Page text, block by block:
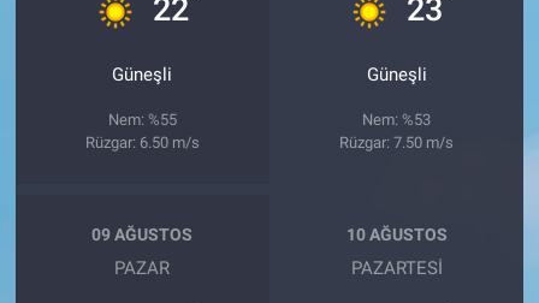
22
Güneşli
Nem: %55
Rüzgar: 6.50 m/s
23
Güneşli
Nem: %53
Rüzgar: 7.50 m/s
09 AĞUSTOS
PAZAR
10 AĞUSTOS
PAZARTESI